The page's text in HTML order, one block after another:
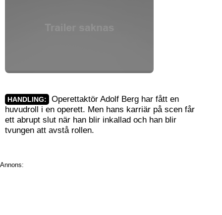
HANDLING:
Operettaktör Adolf Berg har fått en
huvudroll i en operett. Men hans karriär på scen får
ett abrupt slut när han blir inkallad och han blir
tvungen att avstå rollen.
Annons: